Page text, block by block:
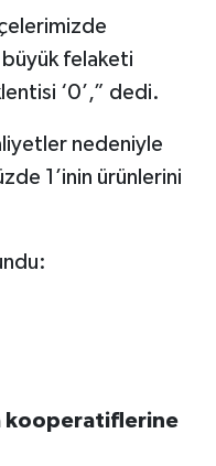
felaketi
‘0’,” dedi.
nedeniyle
1’inin ürünlerini
kooperatiflerine